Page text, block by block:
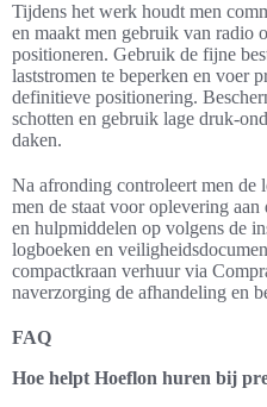
Tijdens het werk houdt men
en maakt men gebruik van radio
positioneren. Gebruik de fijne
laststromen te beperken en voer
definitieve positionering.
schotten en gebruik lage druk-
daken.
Na afronding controleert men de
men de staat voor oplevering
en hulpmiddelen op volgens de
logboeken en
compactkraan verhuur via
naverzorging de afhandeling en
FAQ
Hoe helpt Hoeflon huren bij